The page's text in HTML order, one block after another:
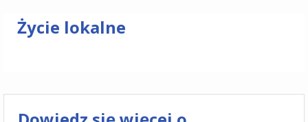
Życie lokalne